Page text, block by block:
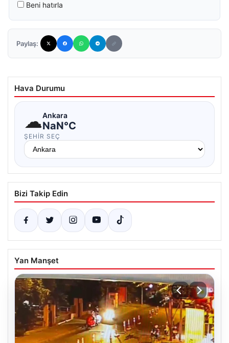
Beni hatırla
Paylaş:
Hava Durumu
☁Ankara
NaN°C
ŞEHIR SEÇ
Bizi Takip Edin
Yan Manşet